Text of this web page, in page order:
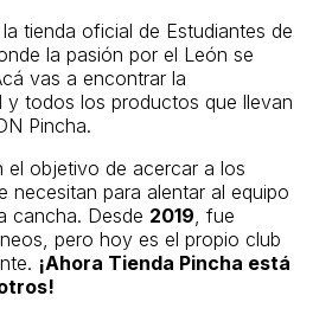
tienda oficial de Estudiantes de
la pasión por el León se
vas a encontrar la
y todos los productos que llevan
Pincha.
el objetivo de acercar a los
necesitan para alentar al equipo
cancha. Desde 2019 , fue
pero hoy es el propio club
¡Ahora Tienda Pincha está